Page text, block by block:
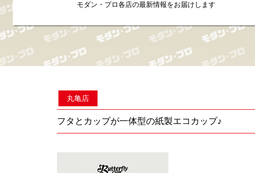
モダン・プロ各店の最新情報をお届けします
丸亀店
フタとカップが一体型の紙製エコカップ♪